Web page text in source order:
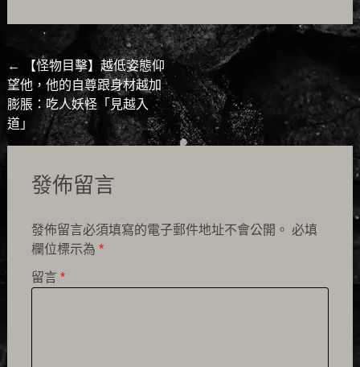
Post
navigation
←
【怪物目擊】越低姿態仰
望他，他的自尊跟身材越加
膨脹：吃人妖怪「見越入
道」
發佈留言
發佈留言必須填寫的電子郵件地址不會公開。 必填
欄位標示為 *
留言 *